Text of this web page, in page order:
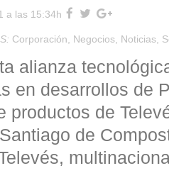
a las 15:34h
Corporación, Negocios, Noticias,
alianza
en desarrollos de
productos de
de